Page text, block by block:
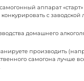
аппарат
с
домашнего
производить
самогона лучше